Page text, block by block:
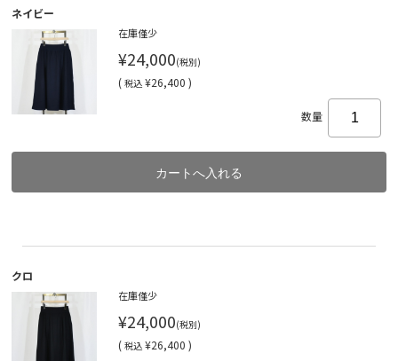
ネイビー
在庫僅少
¥24,000(税別)
( 税込 ¥26,400 )
数量
クロ
在庫僅少
¥24,000(税別)
( 税込 ¥26,400 )